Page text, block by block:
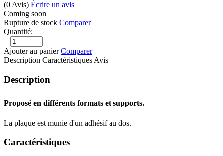
(0 Avis) Écrire un avis
Coming soon
Rupture de stock Comparer
Quantité:
+
−
Ajouter au panier Comparer
Description Caractéristiques Avis
Description
Proposé en différents formats et supports.
La plaque est munie d'un adhésif au dos.
Caractéristiques